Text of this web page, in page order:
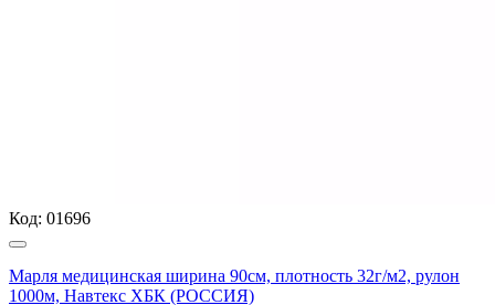
Код: 01696
Марля медицинская ширина 90см, плотность 32г/м2, рулон
1000м, Навтекс ХБК (РОССИЯ)